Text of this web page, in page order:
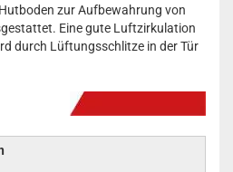
zur Aufbewahrung von
Eine gute Luftzirkulation
durch Lüftungsschlitze in der Tür